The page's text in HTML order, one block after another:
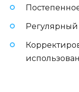
Регулярный